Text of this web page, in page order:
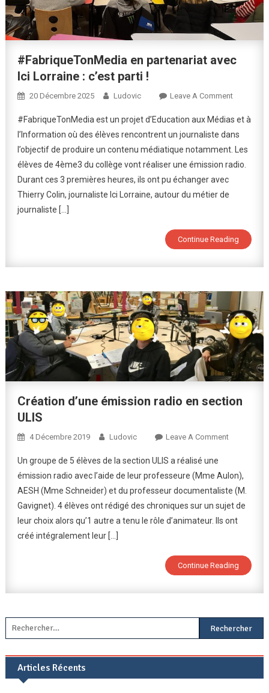
#FabriqueTonMedia en partenariat avec
Ici Lorraine : c’est parti !
20 Décembre 2025 Ludovic Leave A CommentOn
En
Partenariat
Avec
Ici
#FabriqueTonMedia est un projet d’Education aux Médias et à
l’Information où des élèves rencontrent un journaliste dans
l’objectif de produire un contenu médiatique notamment. Les
élèves de 4ème3 du collège vont réaliser une émission radio.
Durant ces 3 premières heures, ils ont pu échanger avec
Thierry Colin, journaliste Ici Lorraine, autour du métier de
journaliste […]
Continue Reading
Création d’une émission radio en section
ULIS
4 Décembre 2019 Ludovic Leave A CommentOn
Émission
Radio
En
Section
Un groupe de 5 élèves de la section ULIS a réalisé une
émission radio avec l’aide de leur professeure (Mme Aulon),
AESH (Mme Schneider) et du professeur documentaliste (M.
Gavignet). 4 élèves ont rédigé des chroniques sur un sujet de
leur choix alors qu’1 autre a tenu le rôle d’animateur. Ils ont
créé intégralement leur […]
Continue Reading
Rechercher :
Articles Récents